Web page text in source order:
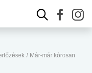
/ Már-már kórosan